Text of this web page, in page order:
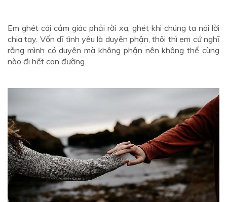
Em ghét cái cảm giác phải rời xa, ghét khi chúng ta nói lời
chia tay. Vốn dĩ tình yêu là duyên phận, thôi thì em cứ nghĩ
rằng mình có duyên mà không phận nên không thể cùng
nào đi hết con đường.